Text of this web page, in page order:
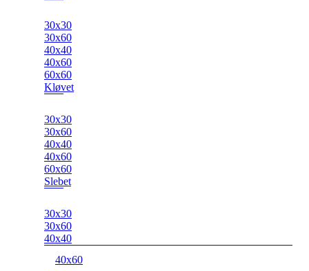
30x30
30x60
40x40
40x60
60x60
Kløvet
30x30
30x60
40x40
40x60
60x60
Slebet
30x30
30x60
40x40
40x60